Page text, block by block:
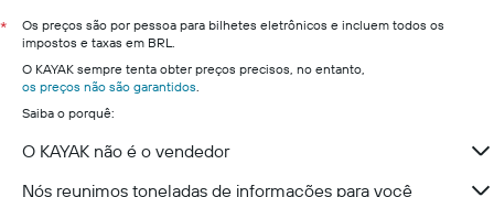
*
Os preços são por pessoa para bilhetes eletrônicos e incluem todos os
impostos e taxas em BRL.
O KAYAK sempre tenta obter preços precisos, no entanto,
os preços não são garantidos.
Saiba o porquê:
O KAYAK não é o vendedor
Nós reunimos toneladas de informações para você